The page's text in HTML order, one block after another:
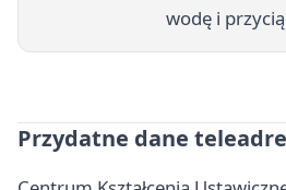
wodę i
Przydatne dane